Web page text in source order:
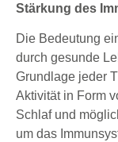
Stärkung des
Die Bedeutung
durch gesunde
Grundlage jeder
Aktivität in Form
Schlaf und
um das